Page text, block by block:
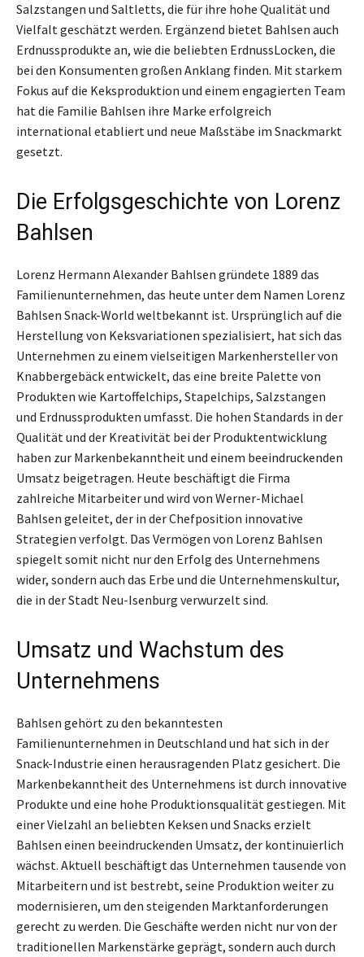
Salzstangen und Saltletts, die für ihre hohe Qualität und
Vielfalt geschätzt werden. Ergänzend bietet Bahlsen auch
Erdnussprodukte an, wie die beliebten ErdnussLocken, die
bei den Konsumenten großen Anklang finden. Mit starkem
Fokus auf die Keksproduktion und einem engagierten Team
hat die Familie Bahlsen ihre Marke erfolgreich
international etabliert und neue Maßstäbe im Snackmarkt
gesetzt.
Die Erfolgsgeschichte von Lorenz
Bahlsen
Lorenz Hermann Alexander Bahlsen gründete 1889 das
Familienunternehmen, das heute unter dem Namen Lorenz
Bahlsen Snack-World weltbekannt ist. Ursprünglich auf die
Herstellung von Keksvariationen spezialisiert, hat sich das
Unternehmen zu einem vielseitigen Markenhersteller von
Knabbergebäck entwickelt, das eine breite Palette von
Produkten wie Kartoffelchips, Stapelchips, Salzstangen
und Erdnussprodukten umfasst. Die hohen Standards in der
Qualität und der Kreativität bei der Produktentwicklung
haben zur Markenbekanntheit und einem beeindruckenden
Umsatz beigetragen. Heute beschäftigt die Firma
zahlreiche Mitarbeiter und wird von Werner-Michael
Bahlsen geleitet, der in der Chefposition innovative
Strategien verfolgt. Das Vermögen von Lorenz Bahlsen
spiegelt somit nicht nur den Erfolg des Unternehmens
wider, sondern auch das Erbe und die Unternehmenskultur,
die in der Stadt Neu-Isenburg verwurzelt sind.
Umsatz und Wachstum des
Unternehmens
Bahlsen gehört zu den bekanntesten
Familienunternehmen in Deutschland und hat sich in der
Snack-Industrie einen herausragenden Platz gesichert. Die
Markenbekanntheit des Unternehmens ist durch innovative
Produkte und eine hohe Produktionsqualität gestiegen. Mit
einer Vielzahl an beliebten Keksen und Snacks erzielt
Bahlsen einen beeindruckenden Umsatz, der kontinuierlich
wächst. Aktuell beschäftigt das Unternehmen tausende von
Mitarbeitern und ist bestrebt, seine Produktion weiter zu
modernisieren, um den steigenden Marktanforderungen
gerecht zu werden. Die Geschäfte werden nicht nur von der
traditionellen Markenstärke geprägt, sondern auch durch